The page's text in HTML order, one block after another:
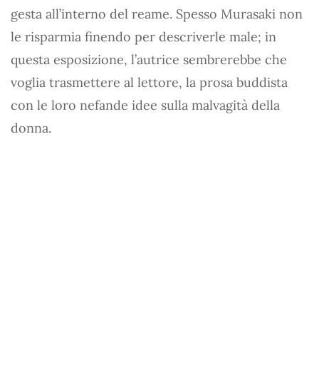
gesta all’interno del reame. Spesso Murasaki non
le risparmia finendo per descriverle male; in
questa esposizione, l’autrice sembrerebbe che
voglia trasmettere al lettore, la prosa buddista
con le loro nefande idee sulla malvagità della
donna.